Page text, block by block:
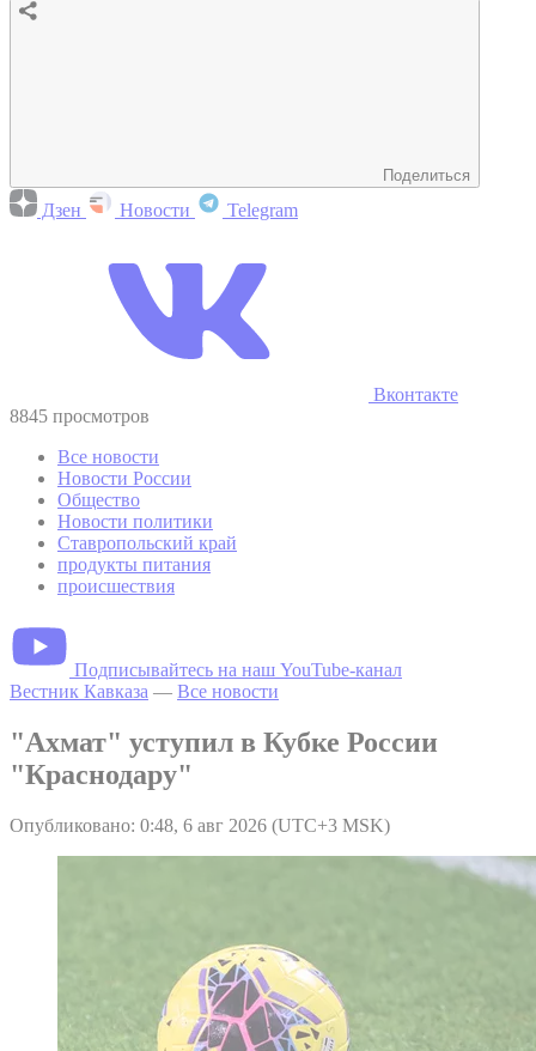
Поделиться
Дзен Новости Telegram
Вконтакте
8845 просмотров
Все новости
Новости России
Общество
Новости политики
Ставропольский край
продукты питания
происшествия
Подписывайтесь на наш YouTube-канал
Вестник Кавказа — Все новости
"Ахмат" уступил в Кубке России
"Краснодару"
Опубликовано: 0:48, 6 авг 2026 (UTC+3 MSK)